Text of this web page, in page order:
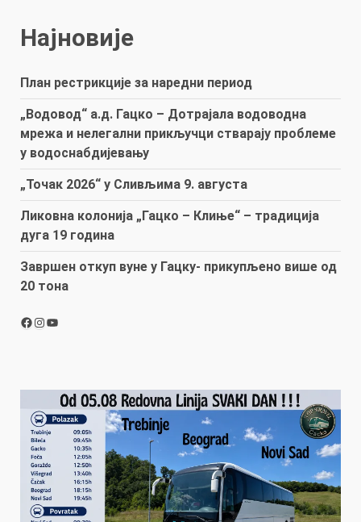
Најновије
План рестрикције за наредни период
„Водовод“ а.д. Гацко – Дотрајала водоводна
мрежа и нелегални прикључци стварају проблеме
у водоснабдијевању
„Точак 2026“ у Сливљима 9. августа
Ликовна колонија „Гацко – Клиње“ – традиција
дуга 19 година
Завршен откуп вуне у Гацку- прикупљено више од
20 тона
Facebook
Instagram
YouTube